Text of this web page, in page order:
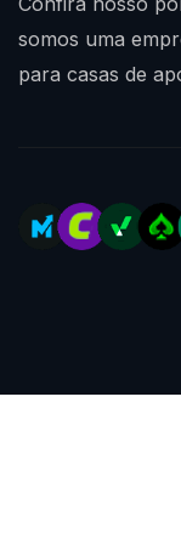
somos uma
para casas de